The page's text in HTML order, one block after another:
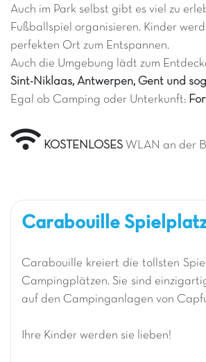
Auch im Park selbst gibt es viel zu
Fußballspiel organisieren. Kinder
perfekten Ort zum Entspannen.
Auch die Umgebung lädt zum
Sint-Niklaas, Antwerpen, Gent und
Egal ob Camping oder Unterkunft:
KOSTENLOSES WLAN an der
Carabouille
Carabouille kreiert die tollsten
Campingplätzen. Sie sind
auf den Campinganlagen von
Ihre Kinder werden sie lieben!